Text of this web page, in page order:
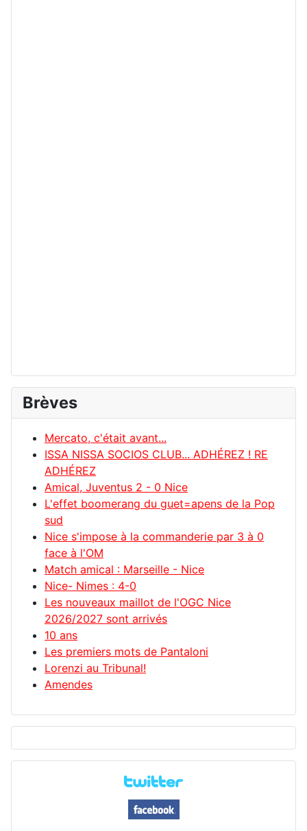
Brèves
Mercato, c'était avant...
ISSA NISSA SOCIOS CLUB... ADHÉREZ ! RE
ADHÉREZ
Amical, Juventus 2 - 0 Nice
L'effet boomerang du guet=apens de la Pop
sud
Nice s'impose à la commanderie par 3 à 0
face à l'OM
Match amical : Marseille - Nice
Nice- Nimes : 4-0
Les nouveaux maillot de l'OGC Nice
2026/2027 sont arrivés
10 ans
Les premiers mots de Pantaloni
Lorenzi au Tribunal!
Amendes